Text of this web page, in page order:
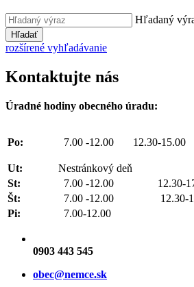
Hľadaný
Hľadať
rozšírené vyhľadávanie
Kontaktujte nás
Úradné hodiny obecného úradu:
Po: 7.00 -12.00 12.30-15.00
Ut:
Nestránkový deň
St:
7.00 -12.00 12.30-
Št:
7.00 -12.00 12.30-
Pi:
7.00-12.00
0903 443 545
obec@nemce.sk